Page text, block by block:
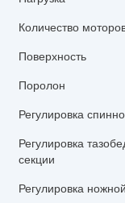
Количество
Поверхность
Поролон
Регулировка
Регулировка
секции
Регулировка